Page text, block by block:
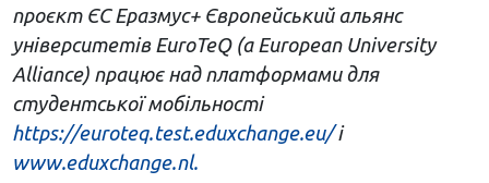
проєкт ЄС Еразмус+ Європейський альянс
університетів EuroTeQ (a European University
Alliance) працює над платформами для
студентської мобільності
https://euroteq.test.eduxchange.eu/і
www.eduxchange.nl.